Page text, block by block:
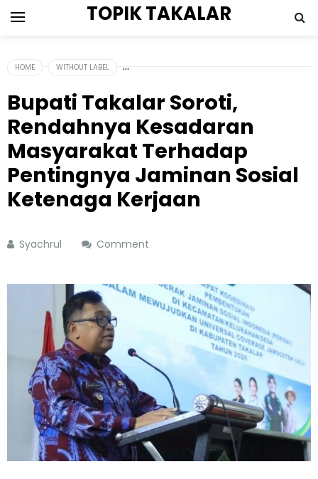
TOPIK TAKALAR
HOME WITHOUT LABEL
Bupati Takalar Soroti,
Rendahnya Kesadaran
Masyarakat Terhadap
Pentingnya Jaminan Sosial
Ketenaga Kerjaan
Syachrul Comment